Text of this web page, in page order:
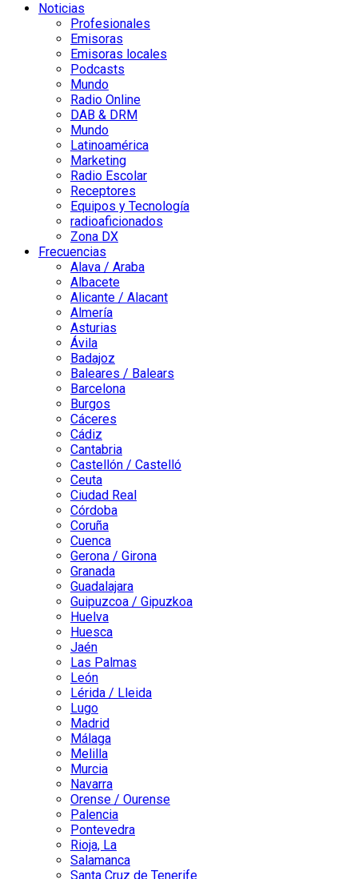
Noticias
Profesionales
Emisoras
Emisoras locales
Podcasts
Mundo
Radio Online
DAB & DRM
Mundo
Latinoamérica
Marketing
Radio Escolar
Receptores
Equipos y Tecnología
radioaficionados
Zona DX
Frecuencias
Alava / Araba
Albacete
Alicante / Alacant
Almería
Asturias
Ávila
Badajoz
Baleares / Balears
Barcelona
Burgos
Cáceres
Cádiz
Cantabria
Castellón / Castelló
Ceuta
Ciudad Real
Córdoba
Coruña
Cuenca
Gerona / Girona
Granada
Guadalajara
Guipuzcoa / Gipuzkoa
Huelva
Huesca
Jaén
Las Palmas
León
Lérida / Lleida
Lugo
Madrid
Málaga
Melilla
Murcia
Navarra
Orense / Ourense
Palencia
Pontevedra
Rioja, La
Salamanca
Santa Cruz de Tenerife